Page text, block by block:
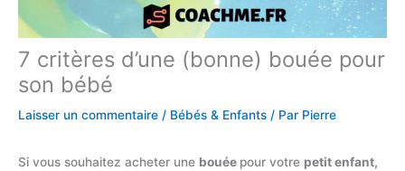
7 critères d’une (bonne) bouée pour
son bébé
Laisser un commentaire / Bébés & Enfants / Par Pierre
Si vous souhaitez acheter une bouée pour votre petit enfant,